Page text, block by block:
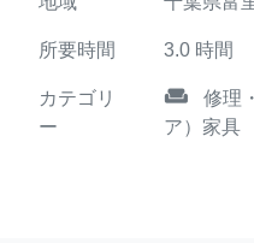
所要時間 3.0 時間
カテゴリ
ー
weekend 修理
ア）家具